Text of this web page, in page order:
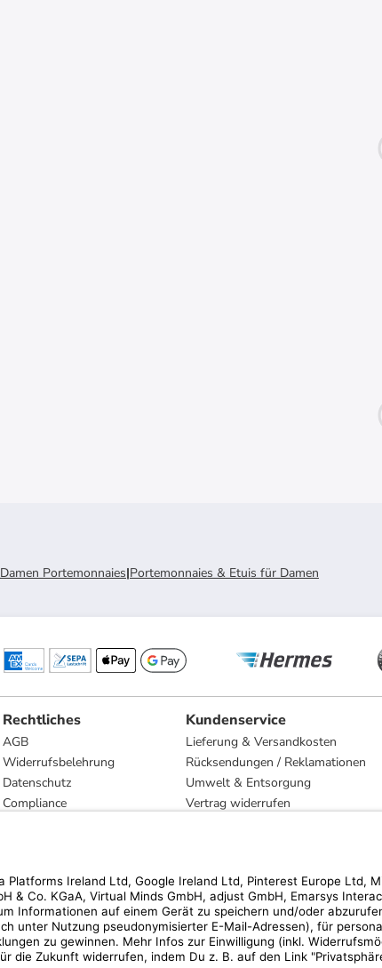
Damen Portemonnaies|Portemonnaies & Etuis für Damen
Rechtliches
AGB
Widerrufsbelehrung
Datenschutz
Compliance
Kundenservice
Lieferung & Versandkosten
Rücksendungen / Reklamationen
Umwelt & Entsorgung
Vertrag widerrufen